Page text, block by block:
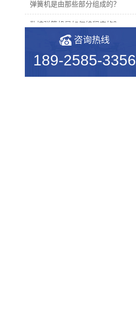
弹簧机是由那些部分组成的？
数控弹簧机是如何编程序的？
2019年度无凸轮弹簧机十大品...
机械行业的宠儿——弹簧机
咨询热线
189-2585-3356